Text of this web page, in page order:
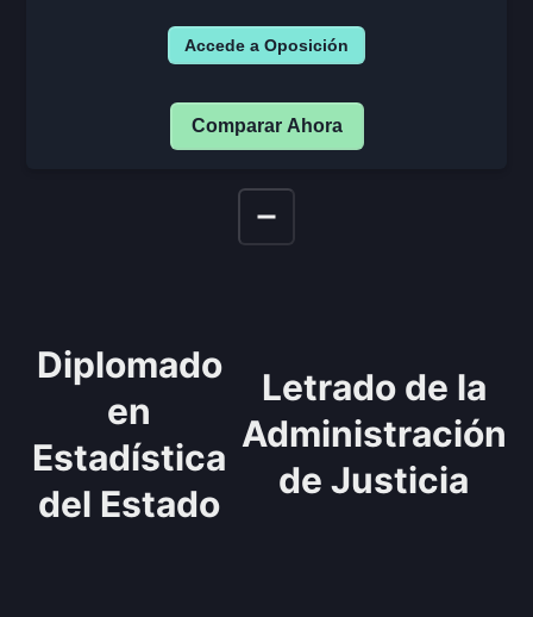
Accede a Oposición
Comparar Ahora
Diplomado
en
Estadística
del Estado
Letrado de la
Administración
de Justicia